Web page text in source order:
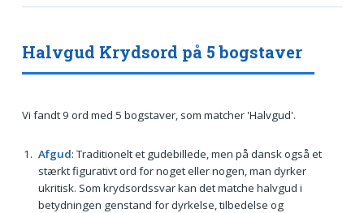
Halvgud Krydsord på 5 bogstaver
Vi fandt 9 ord med 5 bogstaver, som matcher 'Halvgud'.
Afgud: Traditionelt et gudebillede, men på dansk også et
stærkt figurativt ord for noget eller nogen, man dyrker
ukritisk. Som krydsordssvar kan det matche halvgud i
betydningen genstand for dyrkelse, tilbedelse og